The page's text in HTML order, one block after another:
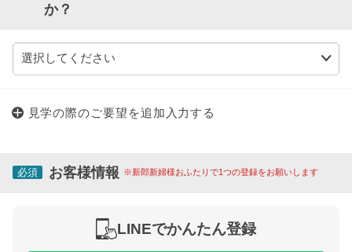
か？
見学の際のご要望を追加入力する
必須 お客様情報 ※新郎新婦様おふたりで1つの登録をお願いします
LINEでかんたん登録